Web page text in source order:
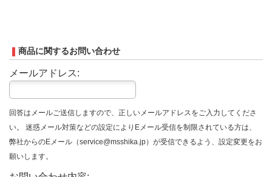
商品に関するお問い合わせ
メールアドレス:
回答はメールご送信しますので、正しいメールアドレスをご入力してくださ
い。 迷惑メール対策などの設定によりEメール受信を制限されている方は、
弊社からのEメール（service@msshika.jp）が受信できるよう、設定変更をお
願いします。